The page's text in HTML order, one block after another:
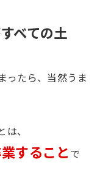
べての土
ったら、当然うま
、
すること で